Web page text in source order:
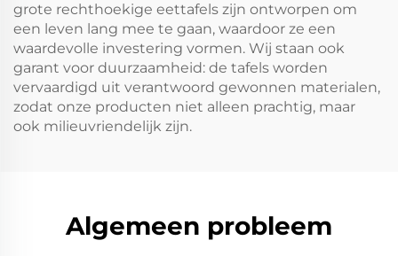
grote rechthoekige eettafels zijn ontworpen om
een leven lang mee te gaan, waardoor ze een
waardevolle investering vormen. Wij staan ook
garant voor duurzaamheid: de tafels worden
vervaardigd uit verantwoord gewonnen materialen,
zodat onze producten niet alleen prachtig, maar
ook milieuvriendelijk zijn.
Algemeen probleem